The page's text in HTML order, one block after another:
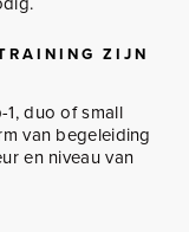
ZIJN
duo of small
van begeleiding
en niveau van